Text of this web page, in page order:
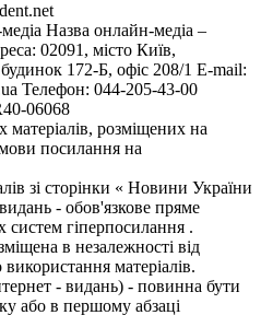
Назва онлайн-медіа –
02091, місто Київ,
172-Б, офіс 208/1 E-mail:
Телефон: 044-205-43-00
06068
матеріалів, розміщених на
посилання на
зі сторінки « Новини України
- обов'язкове пряме
систем гіперпосилання .
в незалежності від
матеріалів.
- видань) - повинна бути
або в першому абзаці